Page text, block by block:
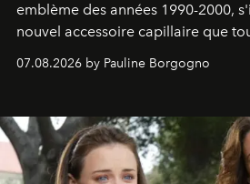
emblème des années 1990-2000,
nouvel accessoire capillaire que
07.08.2026 by Pauline Borgogno